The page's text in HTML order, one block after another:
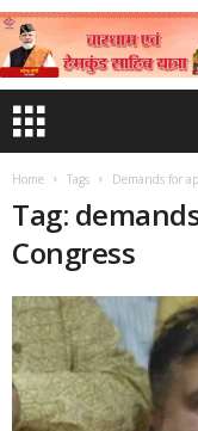
Home Tags Demands for
Tag:
Congress